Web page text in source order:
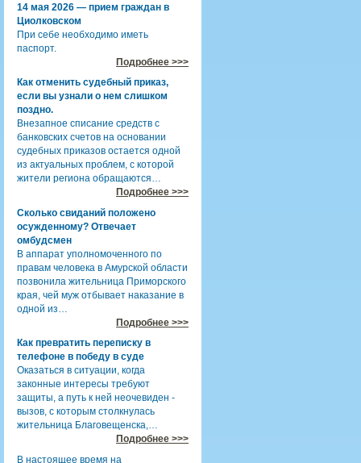
14 мая 2026 — прием граждан в
Циолковском
При себе необходимо иметь
паспорт.
Подробнее >>>
Как отменить судебный приказ,
если вы узнали о нем слишком
поздно.
Внезапное списание средств с
банковских счетов на основании
судебных приказов остается одной
из актуальных проблем, с которой
жители региона обращаются…
Подробнее >>>
Сколько свиданий положено
осужденному? Отвечает
омбудсмен
В аппарат уполномоченного по
правам человека в Амурской области
позвонила жительница Приморского
края, чей муж отбывает наказание в
одной из…
Подробнее >>>
Как превратить переписку в
телефоне в победу в суде
Оказаться в ситуации, когда
законные интересы требуют
защиты, а путь к ней неочевиден -
вызов, с которым столкнулась
жительница Благовещенска,…
Подробнее >>>
В настоящее время на